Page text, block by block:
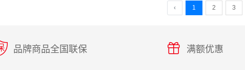
‹ 1 2 3
品牌商品全国联保 满额优惠